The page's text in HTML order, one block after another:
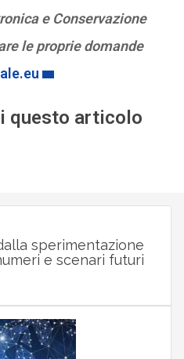
e Conservazione
le proprie domande
questo articolo
sperimentazione
e scenari futuri